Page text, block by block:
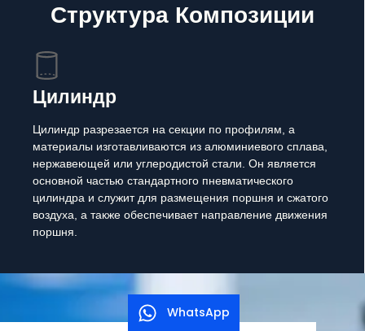
Структура Композиции
Цилиндр
Цилиндр разрезается на секции по профилям, а
материалы изготавливаются из алюминиевого сплава,
нержавеющей или углеродистой стали. Он является
основной частью стандартного пневматического
цилиндра и служит для размещения поршня и сжатого
воздуха, а также обеспечивает направление движения
поршня.
WhatsApp